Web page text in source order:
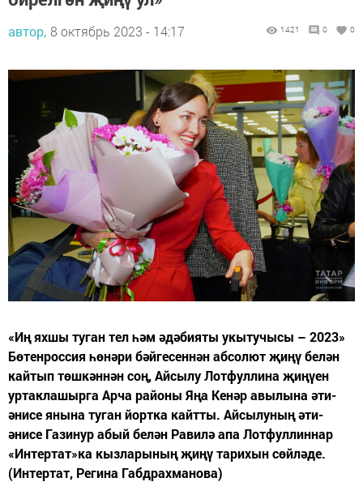
автор, 8 октябрь 2023 - 14:17 1421 0 0
«Иң яхшы туган тел һәм әдәбияты укытучысы – 2023»
Бөтенроссия һөнәри бәйгесеннән абсолют җиңү белән
кайтып төшкәннән соң, Айсылу Лотфуллина җиңүен
уртаклашырга Арча районы Яңа Кенәр авылына әти-
әнисе янына туган йортка кайтты. Айсылуның әти-
әнисе Газинур абый белән Равилә апа Лотфуллиннар
«Интертат»ка кызларының җиңү тарихын сөйләде.
(Интертат, Регина Габдрахманова)